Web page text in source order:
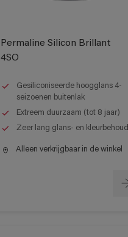
Permaline Silicon Brillant
4SO
Gesiliconiseerde hoogglans 4-
seizoenen buitenlak
Extreem duurzaam (tot 8 jaar)
Zeer lang glans- en kleurbehoud
Alleen verkrijgbaar in de winkel